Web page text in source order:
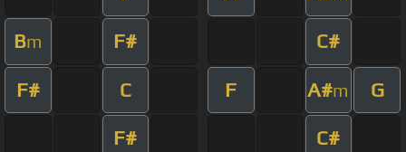
Bm F# C#
F# C F A#m G
F# C#